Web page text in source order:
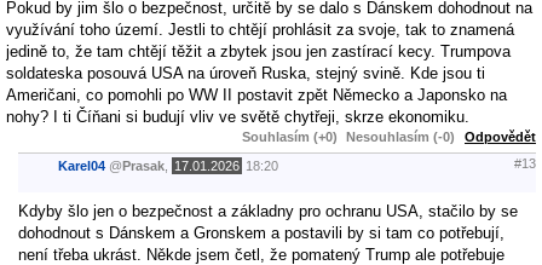
Pokud by jim šlo o bezpečnost, určitě by se dalo s Dánskem dohodnout na
využívání toho území. Jestli to chtějí prohlásit za svoje, tak to znamená
jedině to, že tam chtějí těžit a zbytek jsou jen zastírací kecy. Trumpova
soldateska posouvá USA na úroveň Ruska, stejný svině. Kde jsou ti
Američani, co pomohli po WW II postavit zpět Německo a Japonsko na
nohy? I ti Číňani si budují vliv ve světě chytřeji, skrze ekonomiku.
Souhlasím (+0) Nesouhlasím (-0) Odpovědět
Karel04 @Prasak 17.01.2026 18:20 #13
Kdyby šlo jen o bezpečnost a základny pro ochranu USA, stačilo by se
dohodnout s Dánskem a Gronskem a postavili by si tam co potřebují,
není třeba ukrást. Někde jsem četl, že pomatený Trump ale potřebuje